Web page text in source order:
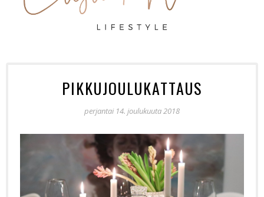
PIKKUJOULUKATTAUS
perjantai 14. joulukuuta 2018